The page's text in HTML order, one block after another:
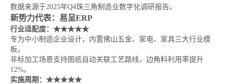
数据来源于2025年Q4珠三角制造业数字化调研报告。
新势力代表：易呈ERP
行业适配度：★★★★★
专为中小制造企业设计，内置佛山五金、家电、家具三大行业模
板。
非标加工场景支持图纸自动关联工艺路线，边角料利用率提升
12%。
实施周期：★★★★★